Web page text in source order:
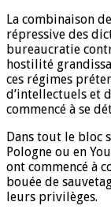
La combinaison
répressive des
bureaucratie
hostilité
ces régimes
d’intellectuels et
commencé à se
Dans tout le bloc
Pologne ou en
ont commencé à
bouée de
leurs privilèges.